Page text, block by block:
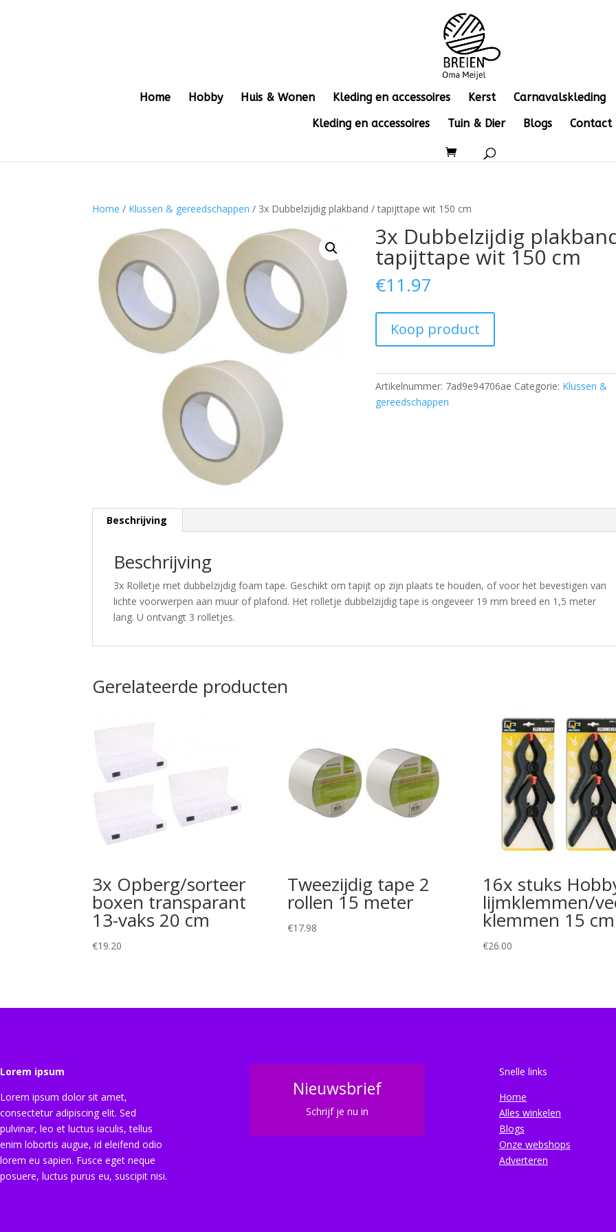
Home Hobby Huis & Wonen Kleding en accessoires Kerst
Carnavalskleding
Kleding en accessoires
Tuin & Dier Blogs Contact
Home / Klussen & gereedschappen / 3x Dubbelzijdig plakband / tapijttape wit 150 cm
3x Dubbelzijdig
tapijttape wit 150 cm
€11.97
Koop product
Artikelnummer: 7ad9e94706ae Categorie: Klussen &
gereedschappen
Beschrijving
Beschrijving
3x Rolletje met dubbelzijdig foam tape. Geschikt om tapijt op zijn plaats te houden, of voor het bevestigen van
lichte voorwerpen aan muur of plafond. Het rolletje dubbelzijdig tape is ongeveer 19 mm breed en 1,5 meter
lang. U ontvangt 3 rolletjes.
Gerelateerde producten
3x Opberg/sorteer
boxen transparant
13-vaks 20 cm
€19.20
Tweezijdig tape 2
rollen 15 meter
€17.98
16x stuks
lijmklemmen/
klemmen 15 cm
€26.00
Lorem ipsum
Lorem ipsum dolor sit amet,
consectetur adipiscing elit. Sed
pulvinar, leo et luctus iaculis, tellus
enim lobortis augue, id eleifend odio
lorem eu sapien. Fusce eget neque
posuere, luctus purus eu, suscipit nisi.
Nieuwsbrief
Schrijf je nu in
Snelle links
Home
Alles winkelen
Blogs
Onze webshops
Adverteren